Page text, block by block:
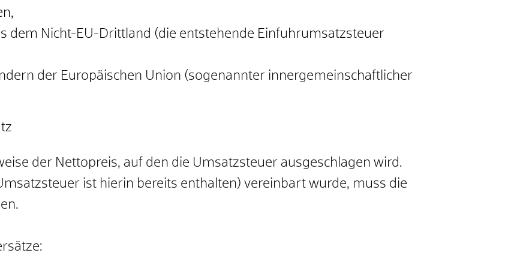
dem Nicht-EU-Drittland (die entstehende Einfuhrumsatzsteuer
der Europäischen Union (sogenannter innergemeinschaftlicher
der Nettopreis, auf den die Umsatzsteuer ausgeschlagen wird.
ist hierin bereits enthalten) vereinbart wurde, muss die